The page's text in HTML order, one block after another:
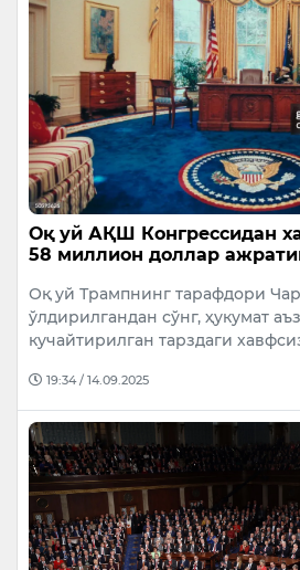
Оқ уй АҚШ Конгрессидан
58 миллион доллар
Оқ уй Трампнинг тарафдори
ўлдирилгандан сўнг, ҳукумат
кучайтирилган тарздаги
19:34 / 14.09.2025